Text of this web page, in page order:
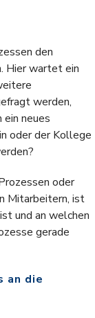
den
Hier wartet ein
werden,
neues
oder der Kollege
oder
Mitarbeitern, ist
und an welchen
gerade
an die